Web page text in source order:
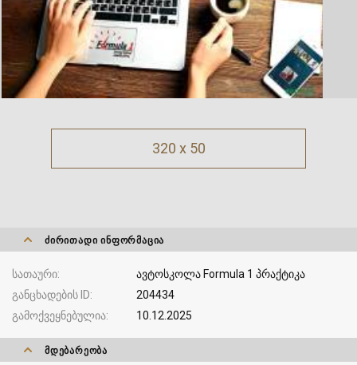
320 x 50
ᲫᲘᲠᲘᲗᲐᲓᲘ ᲘᲜᲤᲝᲠᲛᲐᲪᲘᲐ
სათაური
ავტოსკოლა Formula 1 პრაქტიკა
განცხადების ID
204434
გამოქვეყნებულია
10.12.2025
ᲛᲓᲔᲑᲐᲠᲔᲝᲑᲐ